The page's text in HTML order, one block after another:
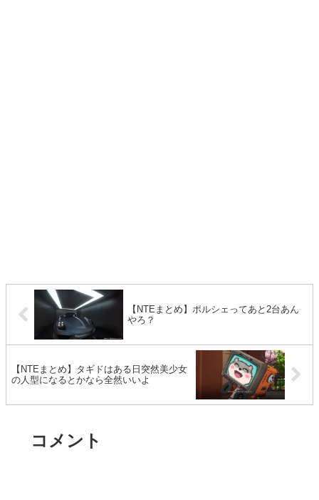
【NTEまとめ】ポルシェってあと2台あん
やろ？
【NTEまとめ】タギドはある日突然美少女
の人型になるとかなら全然いいよ
コメント